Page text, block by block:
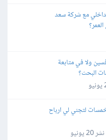
مع شركة سعد
ولا في متابعة
البحث؟
لتجني لي ارباح
20 يونيو